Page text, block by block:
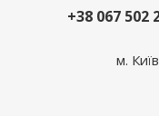
+38 067 502
м.